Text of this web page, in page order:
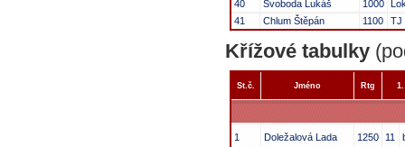
40
Svoboda Lukáš 1000
41
Chlum Štěpán 1100 TJ
Křížové tabulky
St.č. Jméno Rtg 1.
1 Doležalová Lada 1250 11